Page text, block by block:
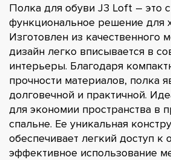
Полка для обуви J3 Loft – это
функциональное решение для
Изготовлен из качественного
дизайн легко вписывается в
интерьеры. Благодаря
прочности материалов, полка
долговечной и практичной.
для экономии пространства в
спальне. Ее уникальная
обеспечивает легкий доступ к
эффективное использование